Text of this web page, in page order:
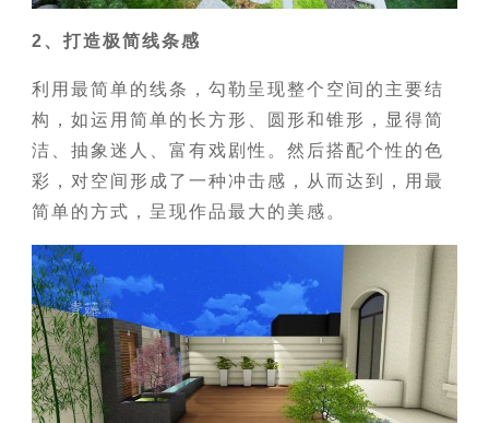
2、打造极简线条感
利用最简单的线条，勾勒呈现整个空间的主要结
构，如运用简单的长方形、圆形和锥形，显得简
洁、抽象迷人、富有戏剧性。然后搭配个性的色
彩，对空间形成了一种冲击感，从而达到，用最
简单的方式，呈现作品最大的美感。